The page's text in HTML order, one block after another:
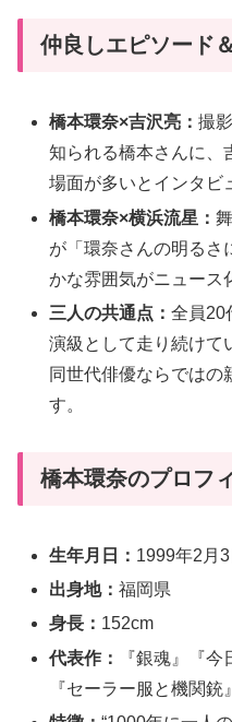
仲良しエピソード
橋本環奈×吉沢亮：撮
知られる橋本さんに、
場面が多いとインタビ
橋本環奈×横浜流星：
が「環奈さんの明るさ
かな雰囲気がニュース
三人の共通点：全員20
演級として走り続けて
同世代俳優ならではの
す。
橋本環奈のプロフ
生年月日： 1999年2月
出身地：福岡県
身長： 152cm
代表作：
『銀魂』『今
『セーラー服と機関銃